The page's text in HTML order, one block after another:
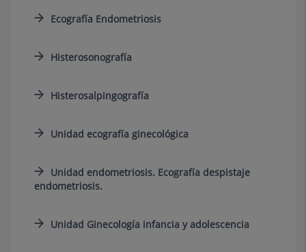
Ecografía Endometriosis
Histerosonografía
Histerosalpingografía
Unidad ecografía ginecológica
Unidad endometriosis. Ecografía despistaje
endometriosis.
Unidad Ginecología infancia y adolescencia